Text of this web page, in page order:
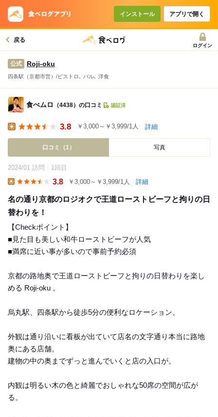
インストール アプリで開く
戻る
ログイン
公式 Roji-oku
四条駅（京都市営）/ビストロ､ バル､ 洋食
食べムロ （4438）の口コミ 認証済
3.8 ￥3,000～￥3,999/1人 詳細
口コミ（1） 写真
2024/01 訪問 1回目
3.8 ￥3,000～￥3,999/1人 詳細
名の通り京都のロジオクで王道ローストビーフと拘りの日
替わりを！
【Checkポイント】
■見た目も美しい和牛ローストビーフが人気
■満席に近い事が多いので事前予約必須
京都の路地奥で王道ローストビーフと拘りの日替わりを楽し
める Roji-oku 。
烏丸駅、四条駅から徒歩5分の便利なロケーション。
外観は通り沿いに看板が出ていて店名の文字通り本当に路地
奥にある店舗。
建物の中の奥までずっと進んでいくと店の入口が。
内観は明るい木の色と綺麗でおしゃれな50席の空間が広が
る。